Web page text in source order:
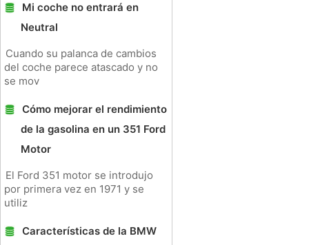
Mi coche no entrará en
Neutral
Cuando su palanca de cambios
del coche parece atascado y no
se mov
Cómo mejorar el rendimiento
de la gasolina en un 351 Ford
Motor
El Ford 351 motor se introdujo
por primera vez en 1971 y se
utiliz
Características de la BMW